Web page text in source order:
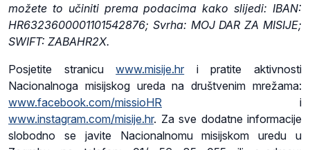
možete to učiniti prema podacima kako slijedi: IBAN:
HR6323600001101542876; Svrha: MOJ DAR ZA MISIJE;
SWIFT: ZABAHR2X.
Posjetite stranicuwww.misije.hr i pratite aktivnosti
Nacionalnoga misijskog ureda na društvenim mrežama:
www.facebook.com/missioHR i
www.instagram.com/misije.hr. Za sve dodatne informacije
slobodno se javite Nacionalnomu misijskom uredu u